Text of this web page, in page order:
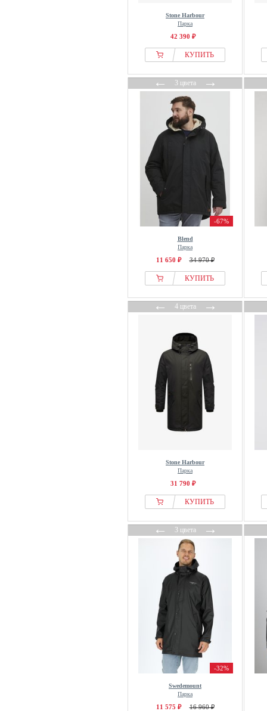
Stone Harbour
Парка
42 390 ₽
КУПИТЬ
←3 цвета→
-67%
Blend
Парка
11 650 ₽ 34 970 ₽
КУПИТЬ
←4 цвета→
Stone Harbour
Парка
31 790 ₽
КУПИТЬ
←3 цвета→
-32%
Swedemount
Парка
11 575 ₽ 16 960 ₽